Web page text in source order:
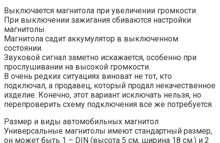
Выключается магнитола при увеличении громкости.
При выключении зажигания сбиваются настройки
магнитолы.
Магнитола садит аккумулятор в выключенном
состоянии.
Звуковой сигнал заметно искажается, особенно при
прослушивании на высокой громкости.
В очень редких ситуациях виноват не тот, кто
подключал, а продавец, который продал некачественное
изделие. Конечно, этот вариант исключать нельзя, но
перепроверить схему подключения все же потребуется.
Размер и виды автомобильных магнитол
Универсальные магнитолы имеют стандартный размер,
он может быть 1 – DIN (высота 5 см, ширина 18 см.) и 2